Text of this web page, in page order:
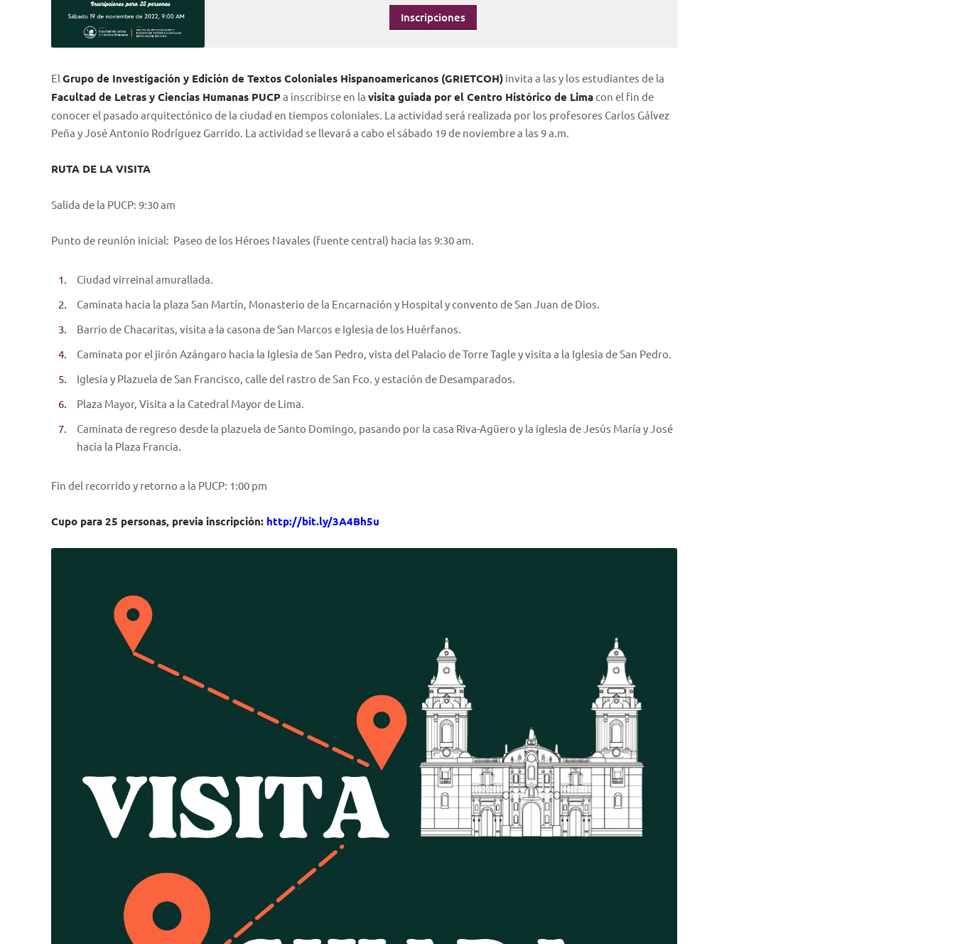
Inscripciones
El Grupo de Investigación y Edición de Textos Coloniales Hispanoamericanos (GRIETCOH) invita a las y los estudiantes de la
Facultad de Letras y Ciencias Humanas PUCPa inscribirse en la visita guiada por el Centro Histórico de Limacon el fin de
conocer el pasado arquitectónico de la ciudad en tiempos coloniales. La actividad será realizada por los profesores Carlos Gálvez
Peña y José Antonio Rodríguez Garrido. La actividad se llevará a cabo el sábado 19 de noviembre a las 9 a.m.
RUTA DE LA VISITA
Salida de la PUCP: 9:30 am
Punto de reunión inicial: Paseo de los Héroes Navales (fuente central) hacia las 9:30 am.
Ciudad virreinal amurallada.
Caminata hacia la plaza San Martín, Monasterio de la Encarnación y Hospital y convento de San Juan de Dios.
Barrio de Chacaritas, visita a la casona de San Marcos e Iglesia de los Huérfanos.
Caminata por el jirón Azángaro hacia la Iglesia de San Pedro, vista del Palacio de Torre Tagle y visita a la Iglesia de San Pedro.
Iglesia y Plazuela de San Francisco, calle del rastro de San Fco. y estación de Desamparados.
Plaza Mayor, Visita a la Catedral Mayor de Lima.
Caminata de regreso desde la plazuela de Santo Domingo, pasando por la casa Riva-Agüero y la iglesia de Jesús María y José
hacia la Plaza Francia.
Fin del recorrido y retorno a la PUCP: 1:00 pm
Cupo para 25 personas, previa inscripción: http://bit.ly/3A4Bh5u